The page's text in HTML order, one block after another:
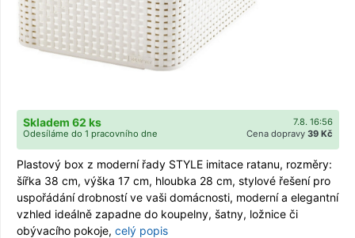
7.8. 16:56
Skladem 62 ks
Cena dopravy 39 Kč
Odesíláme do 1 pracovního dne
Plastový box z moderní řady STYLE imitace ratanu, rozměry:
šířka 38 cm, výška 17 cm, hloubka 28 cm, stylové řešení pro
uspořádání drobností ve vaši domácnosti, moderní a elegantní
vzhled ideálně zapadne do koupelny, šatny, ložnice či
obývacího pokoje, celý popis